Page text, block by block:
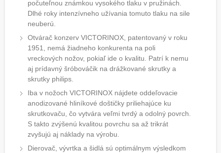
počuteľnou známkou vysokého tlaku v pružinách.
Dlhé roky intenzívneho užívania tomuto tlaku na sile
neuberú.
Otvárač konzerv VICTORINOX, patentovaný v roku
1951, nemá žiadneho konkurenta na poli
vreckových nožov, pokiaľ ide o kvalitu. Patrí k nemu
aj prídavný šróbováčik na drážkované skrutky a
skrutky philips.
Iba v nožoch VICTORINOX nájdete oddeľovacie
anodizované hliníkové doštičky priliehajúce ku
skrutkovaču, čo vytvára veľmi tvrdý a odolný povrch.
S takto zvýšenú kvalitou povrchu sa až trikrát
zvyšujú aj náklady na výrobu.
Dierovač, vývrtka a šidlá sú optimálnym výsledkom